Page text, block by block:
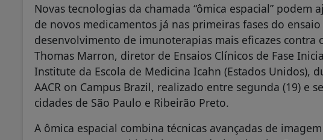
Novas tecnologias da chamada “ômica espacial” podem
de novos medicamentos já nas primeiras fases do
desenvolvimento de imunoterapias mais eficazes contra
Thomas Marron, diretor de Ensaios Clínicos de Fase
Institute da Escola de Medicina Icahn (Estados Unidos),
AACR on Campus Brazil, realizado entre segunda (19) e
cidades de São Paulo e Ribeirão Preto.
A ômica espacial combina técnicas avançadas de